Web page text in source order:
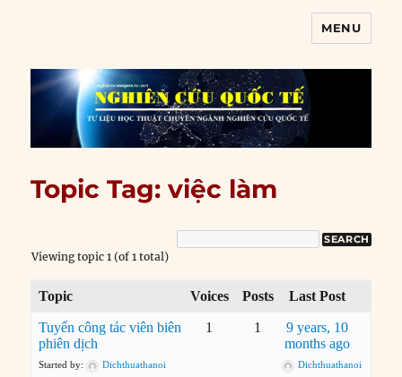
MENU
Topic Tag: việc làm
Viewing topic 1 (of 1 total)
Topic Voices Posts Last Post
Tuyển công tác viên biên
phiên dịch
Started by:
Dichthuathanoi
1 1
9 years, 10
months ago
Dichthuathanoi